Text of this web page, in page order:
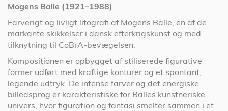
Mogens Balle (1921–1988)
Farverigt og livligt litografi af Mogens Balle, en af de
markante skikkelser i dansk efterkrigskunst og med
tilknytning til CoBrA-bevægelsen.
Kompositionen er opbygget af stiliserede figurative
former udført med kraftige konturer og et spontant,
legende udtryk. De intense farver og det energiske
billedsprog er karakteristiske for Balles kunstneriske
univers, hvor figuration og fantasi smelter sammen i et